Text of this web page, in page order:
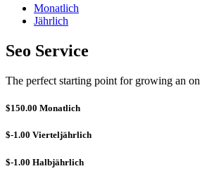
Monatlich
Jährlich
Seo Service
The perfect starting point for growing an
$150.00 Monatlich
$-1.00 Vierteljährlich
$-1.00 Halbjährlich